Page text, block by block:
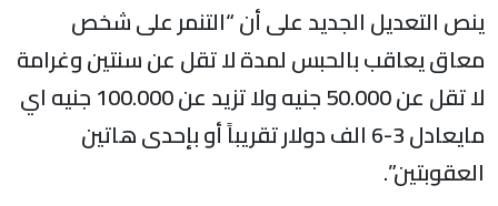
ينص التعديل الجديد على أن “التنمر على شخص
معاق يعاقب بالحبس لمدة لا تقل عن سنتين وغرامة
لا تقل عن 50.000 جنيه ولا تزيد عن 100.000 جنيه اي
مايعادل 3-6 الف دولار تقريباً أو بإحدى هاتين
العقوبتين”.